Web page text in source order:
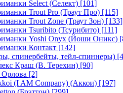
Select (Селект) [101]
Trout Pro (Траут Про) [115]
Trout Zone (Траут Зон) [133]
Tsuribito (Тсурибито) [111]
Yoshi Onyx (Йоши Оникс)
Контакт [142]
спинербейты, тейл-спиннеры)
Краш (В. Терехин) [90]
[2]
(I AM Company) (Аккои) [197]